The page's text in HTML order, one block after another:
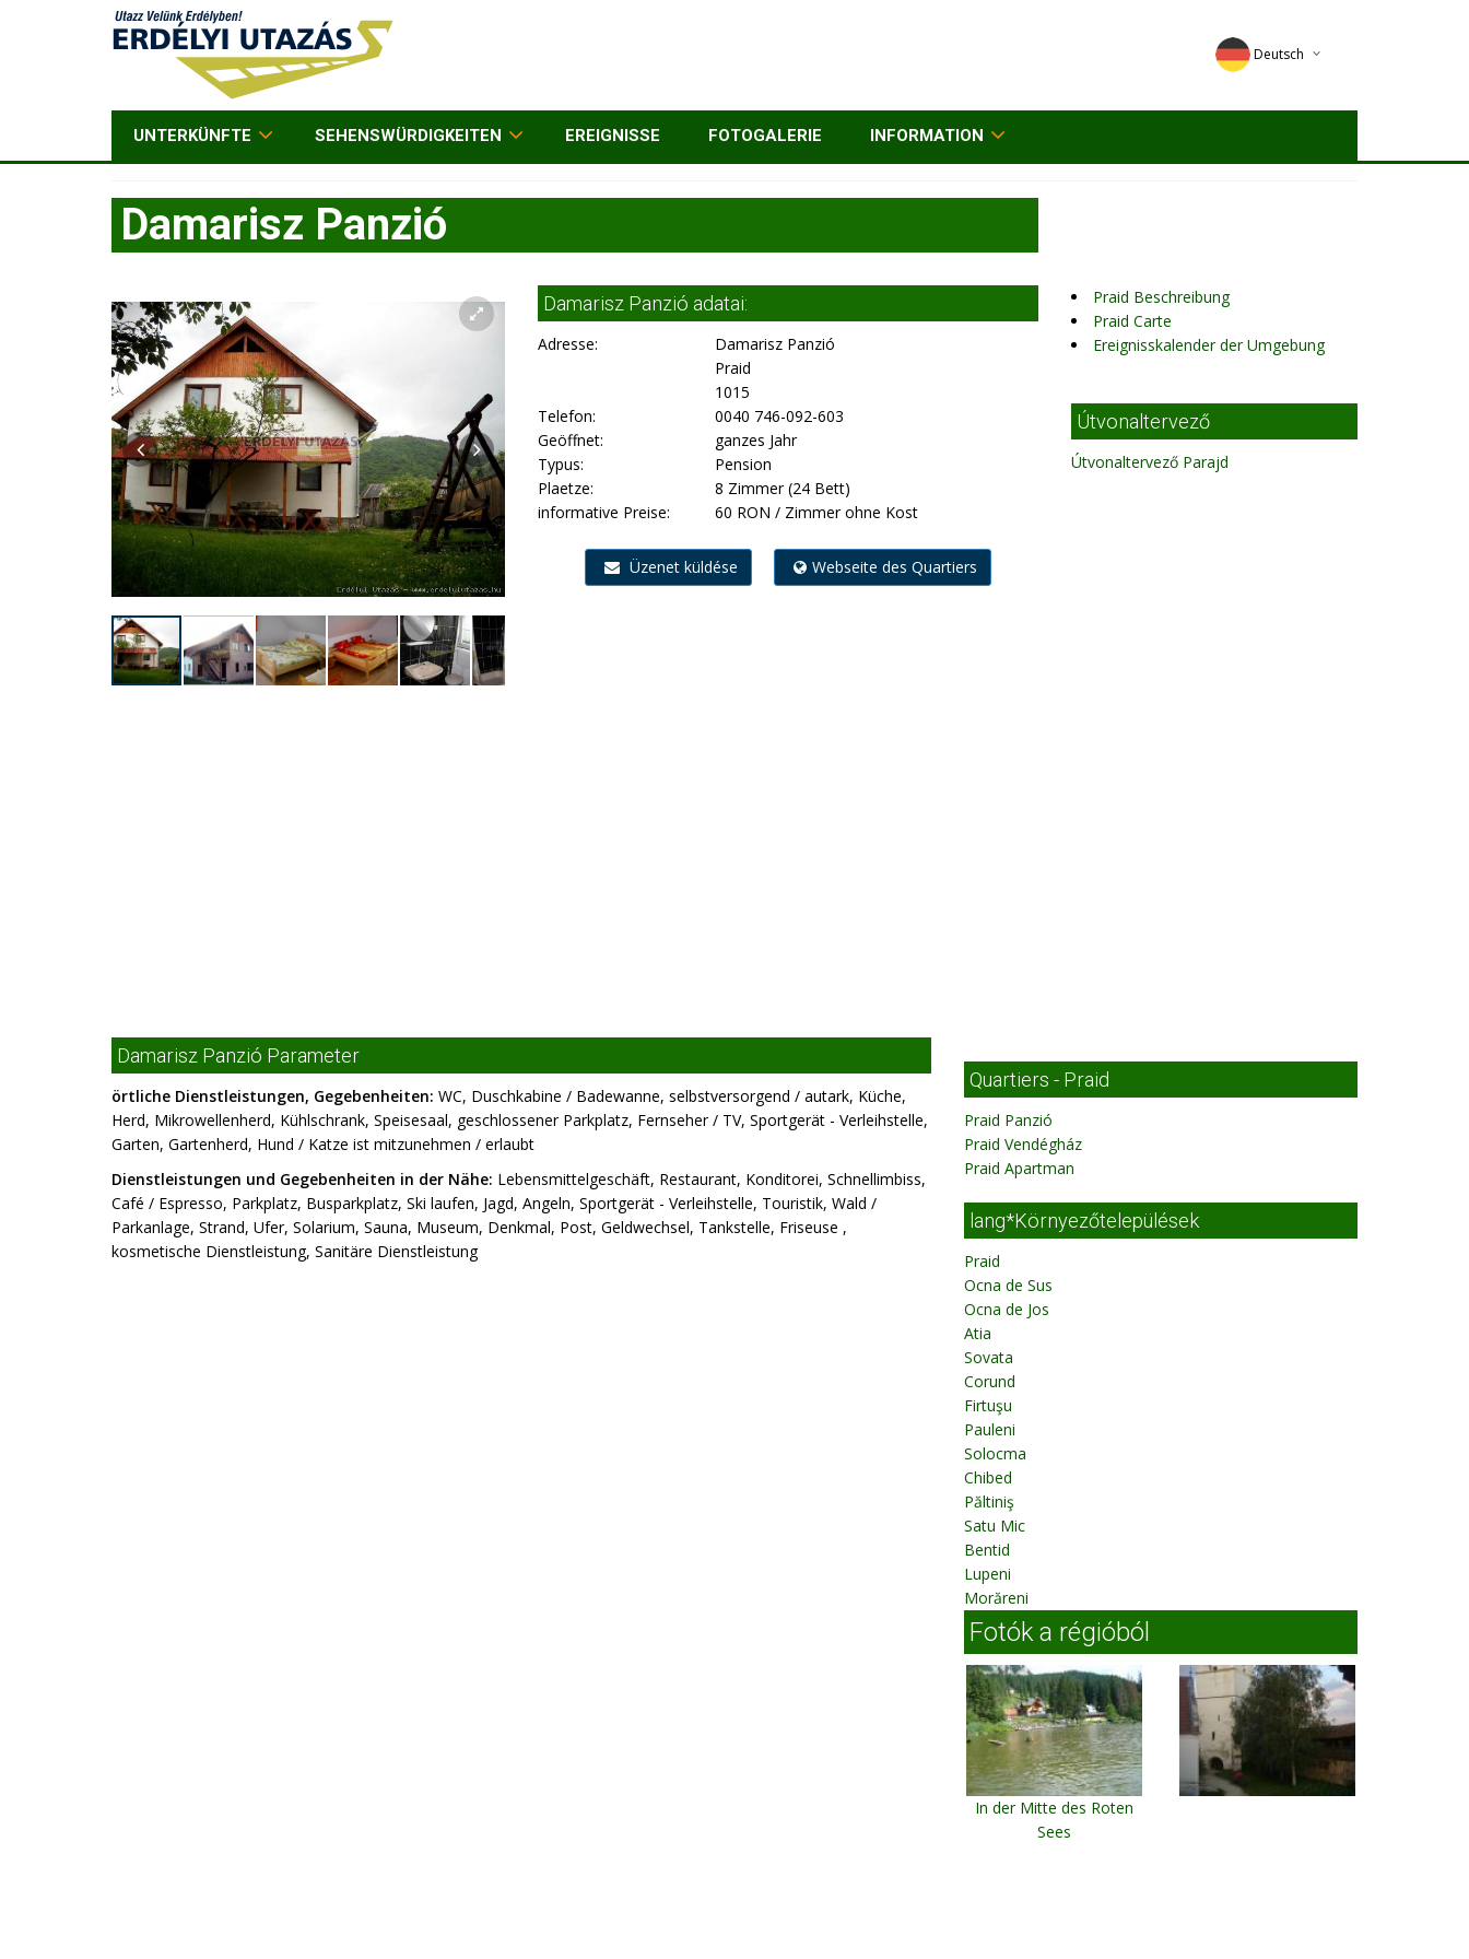
Deutsch
English
UNTERKÜNFTE SEHENSWÜRDIGKEITEN EREIGNISSE FOTOGALERIE INFORMATION
Damarisz Panzió
Damarisz Panzió adatai:
Adresse:
Damarisz Panzió
Praid
1015
Telefon:
0040 746-092-603
Geöffnet:
ganzes Jahr
Typus:
Pension
Plaetze:
8 Zimmer (24 Bett)
informative Preise:
60 RON / Zimmer ohne Kost
Üzenet küldése Webseite des Quartiers
Praid Beschreibung
Praid Carte
Ereignisskalender der Umgebung
Útvonaltervező
Útvonaltervező Parajd
Damarisz Panzió Parameter
örtliche Dienstleistungen, Gegebenheiten: WC, Duschkabine / Badewanne, selbstversorgend / autark, Küche,
Herd, Mikrowellenherd, Kühlschrank, Speisesaal, geschlossener Parkplatz, Fernseher / TV, Sportgerät - Verleihstelle,
Garten, Gartenherd, Hund / Katze ist mitzunehmen / erlaubt
Dienstleistungen und Gegebenheiten in der Nähe: Lebensmittelgeschäft, Restaurant, Konditorei, Schnellimbiss,
Café / Espresso, Parkplatz, Busparkplatz, Ski laufen, Jagd, Angeln, Sportgerät - Verleihstelle, Touristik, Wald /
Parkanlage, Strand, Ufer, Solarium, Sauna, Museum, Denkmal, Post, Geldwechsel, Tankstelle, Friseuse ,
kosmetische Dienstleistung, Sanitäre Dienstleistung
Quartiers - Praid
Praid Panzió
Praid Vendégház
Praid Apartman
lang*Környezőtelepülések
Praid
Ocna de Sus
Ocna de Jos
Atia
Sovata
Corund
Firtuşu
Pauleni
Solocma
Chibed
Păltiniş
Satu Mic
Bentid
Lupeni
Morăreni
Fotók a régióból
In der Mitte des Roten
Sees